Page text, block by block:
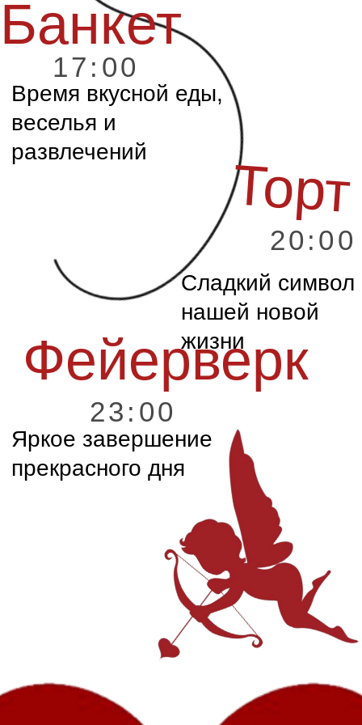
Для нас самое главное - Ваше
присутствие! Нам будет очень
соответствовать цветовой гамме
нашей свадьбы
DRESS CODE